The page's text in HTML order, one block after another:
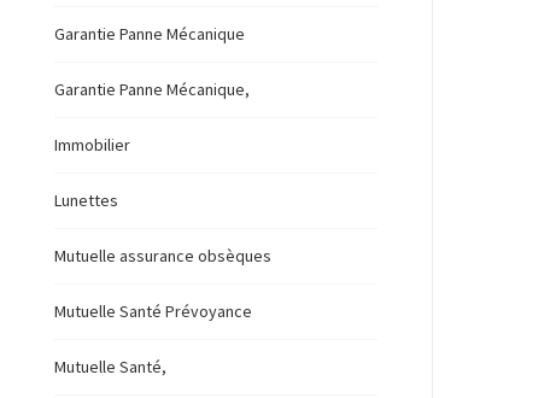
Garantie Panne Mécanique
Garantie Panne Mécanique,
Immobilier
Lunettes
Mutuelle assurance obsèques
Mutuelle Santé Prévoyance
Mutuelle Santé,